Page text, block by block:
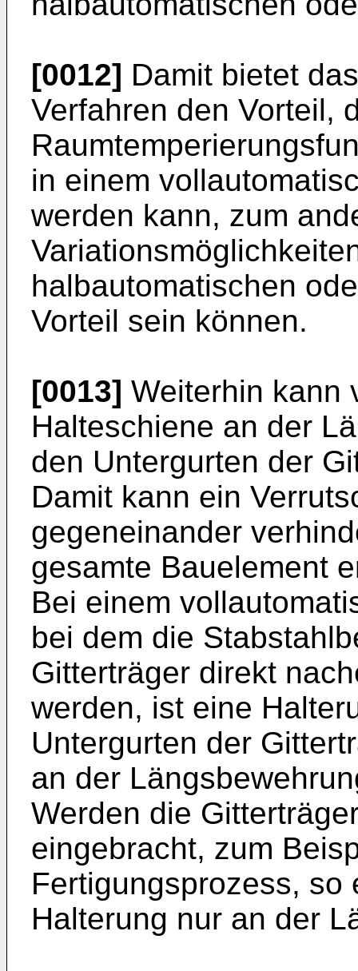
[0012] Damit bietet
Verfahren den Vorteil,
in einem
werden kann, zum
halbautomatischen
Vorteil sein können.
[0013] Weiterhin kann
Halteschiene an der
den Untergurten der
Damit kann ein
gegeneinander
gesamte Bauelement
Bei einem
bei dem die
Gitterträger direkt
werden, ist eine
Untergurten der
an der
Werden die
eingebracht, zum
Fertigungsprozess, so
Halterung nur an der